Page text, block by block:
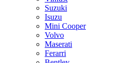
Suzuki
Isuzu
Mini Cooper
Volvo
Maserati
Ferarri